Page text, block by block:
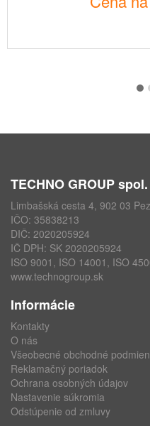
TECHNO GROUP
Limbašská cesta 4, 902 03
IČO: 35838213
DIČ: 2020205924
IČ DPH: SK 2020205924
ISO 9001, ISO 14001, ISO
www.technogroup.sk
Informácie
Kontakty
O nás
Všeobecné obchodné
Reklamačný poriadok
Ochrana osobných údajov
Nastavenie súkromia
Odstúpenie od zmluvy